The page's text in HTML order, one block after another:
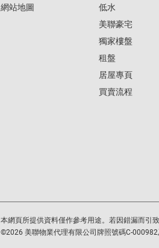
網站地圖
低水
美聯豪宅
獨家樓盤
租盤
居屋專頁
買賣流程
本網頁所提供資料僅作參考用途。若因錯漏而引
©2026 美聯物業代理有限公司牌照號碼C-000982